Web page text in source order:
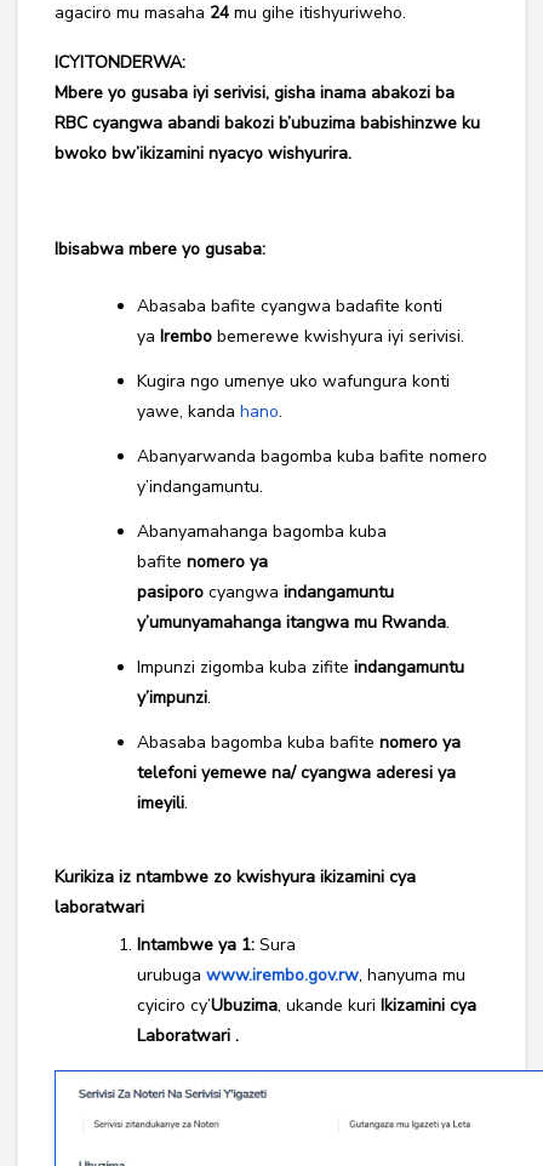
agaciro mu masaha 24 mu gihe itishyuriweho.
ICYITONDERWA:
Mbere yo gusaba iyi serivisi, gisha inama abakozi ba
RBC cyangwa abandi bakozi b’ubuzima babishinzwe ku
bwoko bw’ikizamini nyacyo wishyurira.
Ibisabwa mbere yo gusaba:
Abasaba bafite cyangwa badafite konti
ya Irembo bemerewe kwishyura iyi serivisi.
Kugira ngo umenye uko wafungura konti
yawe, kanda hano.
Abanyarwanda bagomba kuba bafite nomero
y’indangamuntu.
Abanyamahanga bagomba kuba
bafite nomero ya
pasiporo cyangwa indangamuntu
y’umunyamahanga itangwa mu Rwanda.
Impunzi zigomba kuba zifite indangamuntu
y’impunzi.
Abasaba bagomba kuba bafite nomero ya
telefoni yemewe na/ cyangwa aderesi ya
imeyili.
Kurikiza iz ntambwe zo kwishyura ikizamini cya
laboratwari
Intambwe ya 1: Sura
urubuga www.irembo.gov.rw, hanyuma mu
cyiciro cy’Ubuzima, ukande kuri Ikizamini cya
Laboratwari .